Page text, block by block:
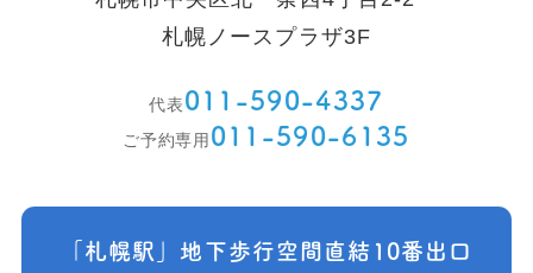
札幌ノースプラザ3F
代表011-590-4337
ご予約専用011-590-6135
「札幌駅」地下歩行空間直結10番出口